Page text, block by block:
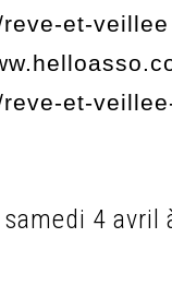
et-veillee
et-
4 avril